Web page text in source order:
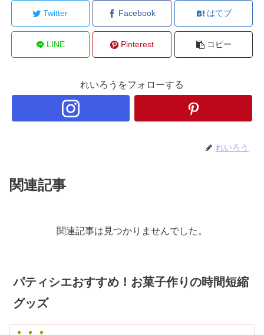
Twitter Facebook はてブ
LINE Pinterest コピー
れいろうをフォローする
れいろう
関連記事
関連記事は見つかりませんでした。
パティシエおすすめ！お菓子作りの時間短縮
グッズ